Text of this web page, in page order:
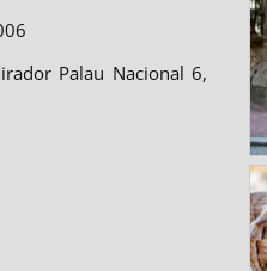
Palau Nacional 6,